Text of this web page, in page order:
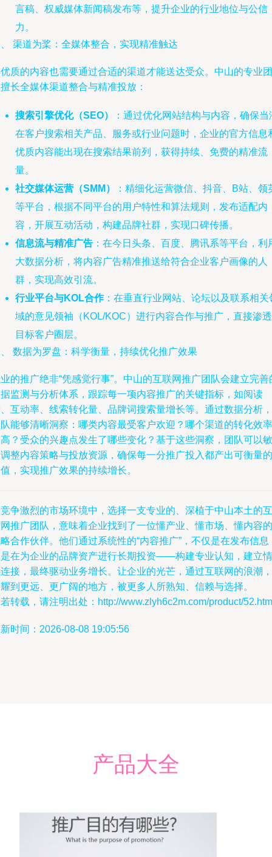
言稿、权威媒体新闻稿发布等，提升企业的行业地位与公信
力。
渠道为桨：全媒体整合，实现精准触达
质的内容也需要通过合适的渠道才能送达受众。中山的专业团
长全媒体渠道整合与精准投放：
搜索引擎优化（SEO）
：通过优化网站结构与内容，确保当
在客户搜索相关产品、服务或行业问题时，企业的官方信息
优质内容能出现在搜索结果前列，获得持续、免费的精准流
量。
社交媒体运营（SMM）
：精细化运营微信、抖音、B站、领
等平台，根据不同平台的用户特性和算法规则，发布适配内
容，开展互动活动，构建品牌社群，实现口碑传播。
信息流与精准广告 ：在今日头条、百度、腾讯系等平台，利
大数据分析，将内容广告精准推送给符合企业客户画像的人
群，实现高效引流。
行业平台与KOL合作：在垂直行业网站、论坛以及联系相关
域的意见领袖（KOL/KOC）进行内容合作与推广，直接渗透
目标客户圈层。
数据为罗盘：科学衡量，持续优化推广效果
的推广绝非“凭感觉行事”。中山的互联网推广团队会建立完善
监测与分析体系，跟踪每一项内容推广的关键指标，如阅读
互动率、线索转化量、品牌词搜索量增长等。通过数据分析，
能够清晰洞察：哪类内容最受客户欢迎？哪个渠道的转化效率
？受众的兴趣点发生了哪些变化？基于这些洞察，团队可以敏
整内容策略与投放资源，确保每一分推广投入都产出可衡量的
，实现推广效果的持续增长。
争激烈的市场环境中，选择一支专业的、深植于中山本土的互
推广团队，意味着企业找到了一位懂产业、懂市场、懂内容的
合作伙伴。他们通过系统性的“内容推广”，不仅是在发布信息
在为企业的品牌资产进行长期投资——构建专业认知，建立情
接，最终驱动业务增长。让企业的光芒，通过互联网的浪潮，
到更远、更广阔的地方，被更多人所熟知、信赖与选择。
转载，请注明出处：http://www.zlyh6c2m.com/product/
时间：2026-08-08 19:05:56
产品大全